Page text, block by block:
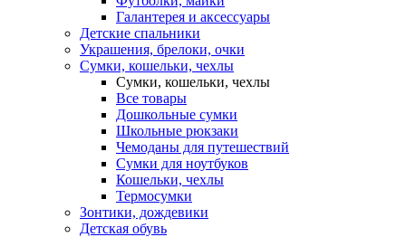
Галантерея и аксессуары
Детские спальники
Украшения, брелоки, очки
Сумки, кошельки, чехлы
Сумки, кошельки, чехлы
Все товары
Дошкольные сумки
Школьные рюкзаки
Чемоданы для путешествий
Сумки для ноутбуков
Кошельки, чехлы
Термосумки
Зонтики, дождевики
Детская обувь